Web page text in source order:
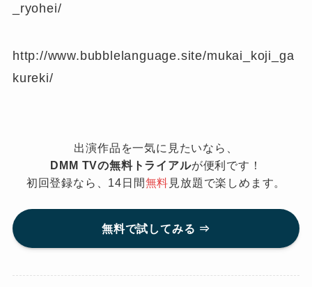
_ryohei/
http://www.bubblelanguage.site/mukai_koji_ga
kureki/
出演作品を一気に見たいなら、
DMM TVの無料トライアルが便利です！
初回登録なら、14日間無料 見放題で楽しめます。
無料で試してみる ⇒